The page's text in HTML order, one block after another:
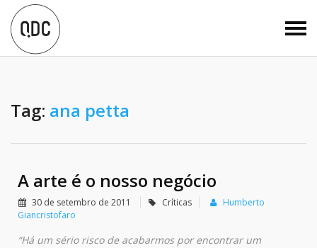
Tag: ana petta
A arte é o nosso negócio
30 de setembro de 2011 Críticas
Humberto
Giancristofaro
“Há um sério risco de acabarmos por encontrar um